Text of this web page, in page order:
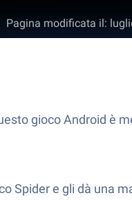
Pagina modificata il:
gioco Android è
Spider e gli dà una